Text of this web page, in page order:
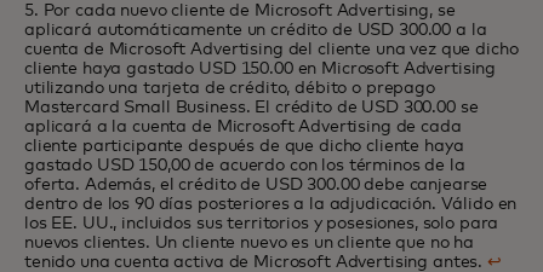
5. Por cada nuevo cliente de Microsoft Advertising, se
aplicará automáticamente un crédito de USD 300.00 a la
cuenta de Microsoft Advertising del cliente una vez que dicho
cliente haya gastado USD 150.00 en Microsoft Advertising
utilizando una tarjeta de crédito, débito o prepago
Mastercard Small Business. El crédito de USD 300.00 se
aplicará a la cuenta de Microsoft Advertising de cada
cliente participante después de que dicho cliente haya
gastado USD 150,00 de acuerdo con los términos de la
oferta. Además, el crédito de USD 300.00 debe canjearse
dentro de los 90 días posteriores a la adjudicación. Válido en
los EE. UU., incluidos sus territorios y posesiones, solo para
nuevos clientes. Un cliente nuevo es un cliente que no ha
tenido una cuenta activa de Microsoft Advertising antes.↩